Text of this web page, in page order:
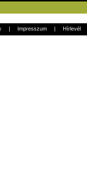
| Impresszum | Hírlevél